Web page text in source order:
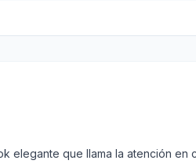
elegante que llama la atención en